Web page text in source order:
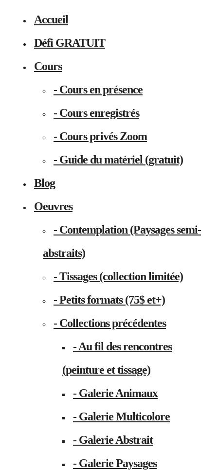
Accueil
Défi GRATUIT
Cours
- Cours en présence
- Cours enregistrés
- Cours privés Zoom
- Guide du matériel (gratuit)
Blog
Oeuvres
- Contemplation (Paysages semi-
abstraits)
- Tissages (collection limitée)
- Petits formats (75$ et+)
- Collections précédentes
- Au fil des rencontres
(peinture et tissage)
- Galerie Animaux
- Galerie Multicolore
- Galerie Abstrait
- Galerie Paysages